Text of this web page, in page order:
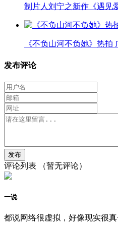
制片人刘宁之新作《遇见
《不负山河不负她》热拍
发布评论
评论列表 （暂无评论）
一说
都说网络很虚拟，好像现实很真